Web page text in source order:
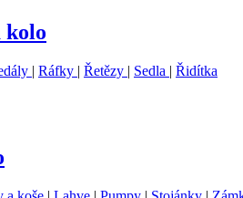
kolo
| Ráfky | Řetězy | Sedla | Řidítka